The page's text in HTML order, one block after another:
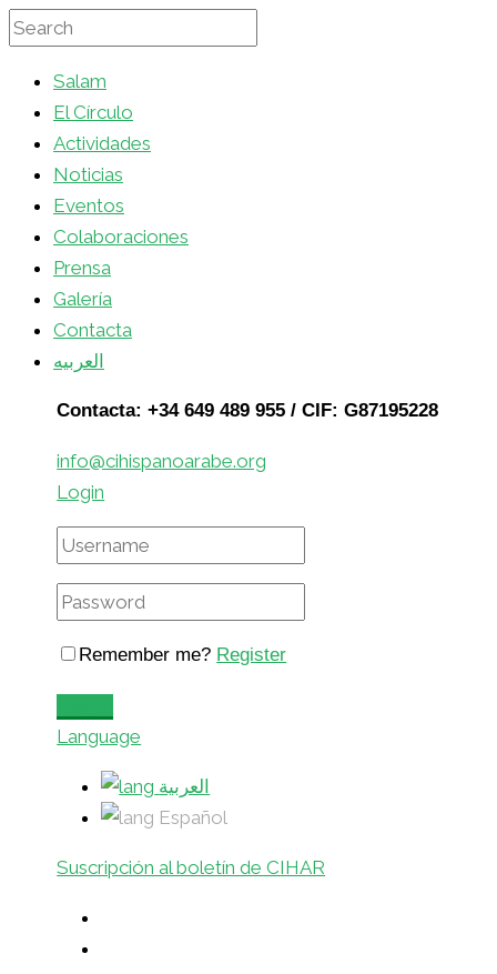
Salam
El Círculo
Actividades
Noticias
Eventos
Colaboraciones
Prensa
Galería
Contacta
العربيه
Contacta: +34 649 489 955 / CIF: G87195228
info@cihispanoarabe.org
Login
Remember me? Register
Language
العربية
Español
Suscripción al boletín de CIHAR